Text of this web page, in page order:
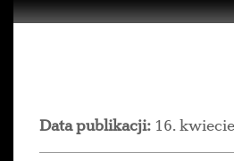
Data publikacji: 16.